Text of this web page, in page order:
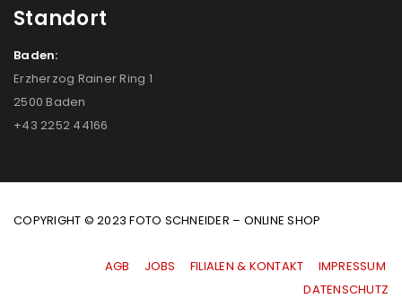
Standort
Baden:
Erzherzog Rainer Ring 1
2500 Baden
+43 2252 44166
COPYRIGHT © 2023 FOTO SCHNEIDER – ONLINE SHOP
AGB JOBS FILIALEN & KONTAKT
IMPRESSUM
|DATENSCHUTZ